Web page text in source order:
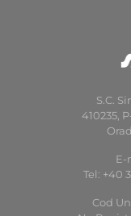
S.C.
410235,
E-
Tel: +40
Cod